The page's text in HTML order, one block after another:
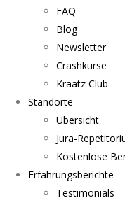
FAQ
Blog
Newsletter
Crashkurse
Kraatz Club
Standorte
Übersicht
Jura-
Kostenlose
Erfahrungsberichte
Testimonials